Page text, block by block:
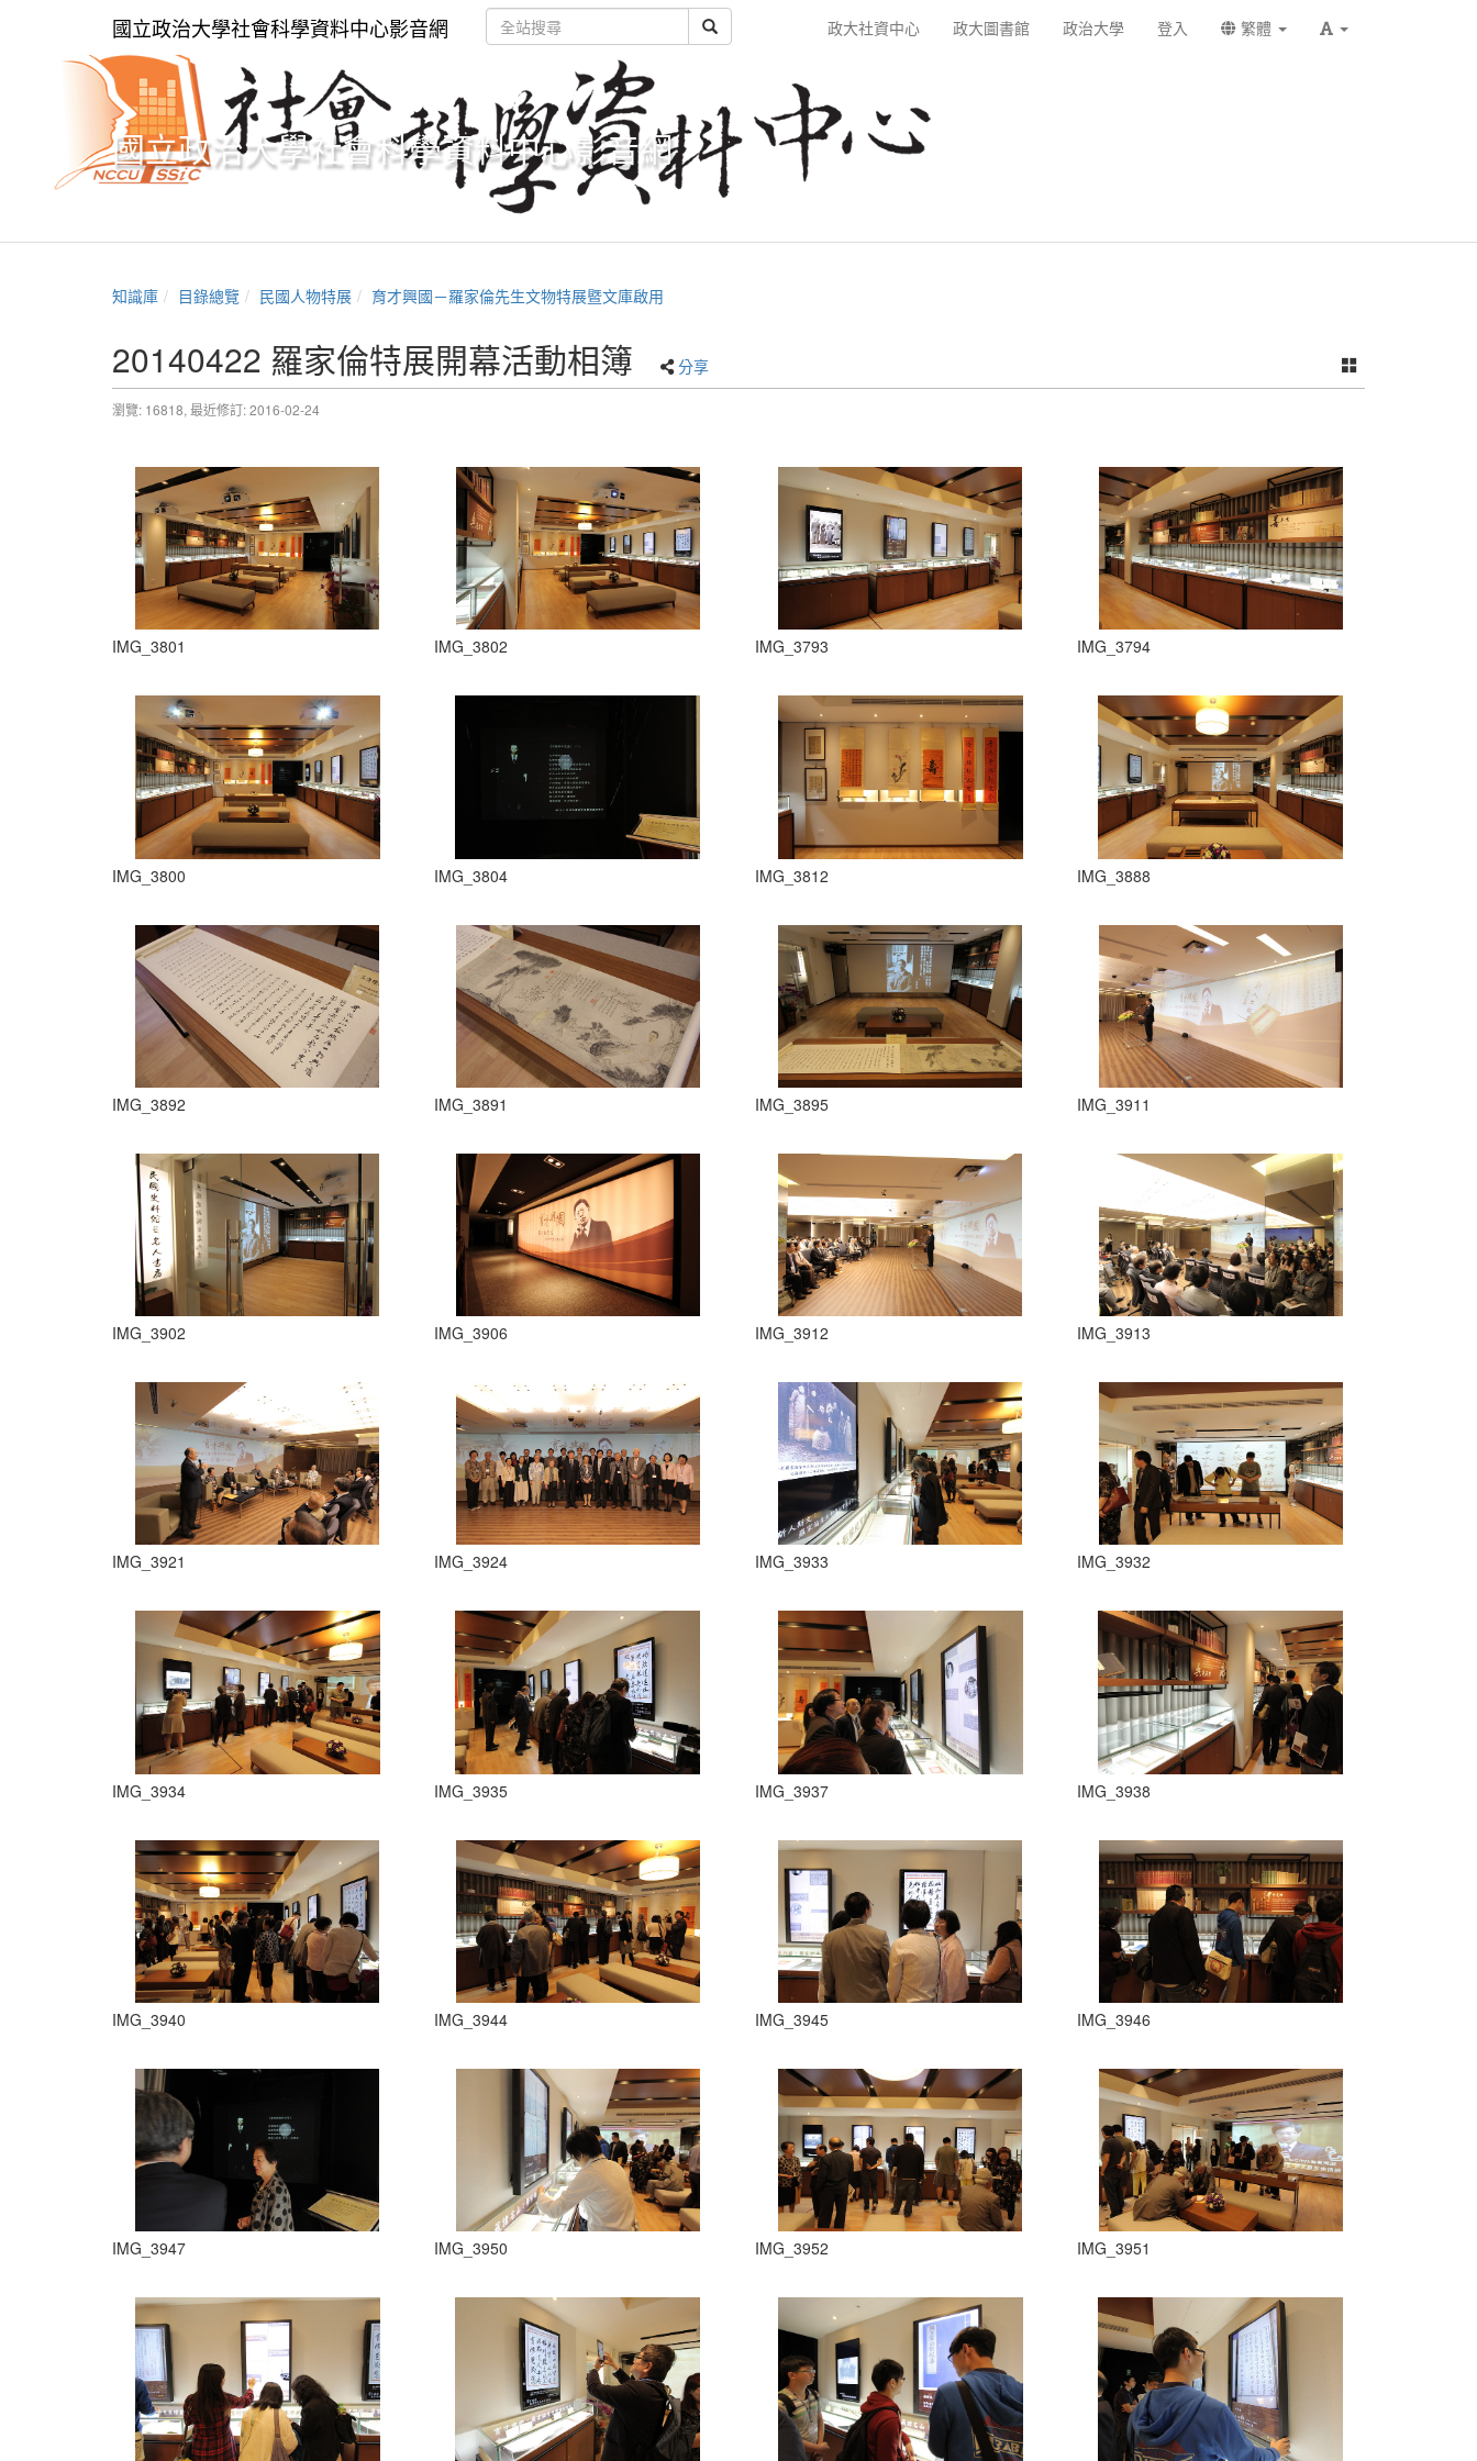
國立政治大學社會科學資料中心影音網 政大社資中心 政大圖書館 政治大學 登入 繁體
國立政治大學社會科學資料中心影音網
知識庫 目錄總覽 民國人物特展 育才興國－羅家倫先生文物特展暨文庫啟用
20140422 羅家倫特展開幕活動相簿 分享
瀏覽: 16818, 最近修訂: 2016-02-24
IMG_3801 IMG_3802 IMG_3793 IMG_3794
IMG_3800 IMG_3804 IMG_3812 IMG_3888
IMG_3892 IMG_3891 IMG_3895 IMG_3911
IMG_3902 IMG_3906 IMG_3912 IMG_3913
IMG_3921 IMG_3924 IMG_3933 IMG_3932
IMG_3934 IMG_3935 IMG_3937 IMG_3938
IMG_3940 IMG_3944 IMG_3945 IMG_3946
IMG_3947 IMG_3950 IMG_3952 IMG_3951